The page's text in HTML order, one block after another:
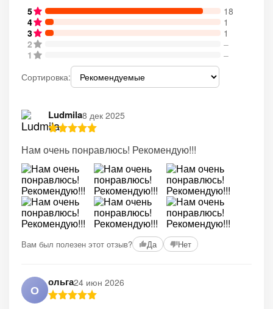
5
18
4
1
3
1
2
–
1
–
Сортировка:
Ludmila8 дек 2025
Нам очень понравлюсь! Рекомендую!!!
Вам был полезен этот отзыв? Да Нет
О
ольга24 июн 2026